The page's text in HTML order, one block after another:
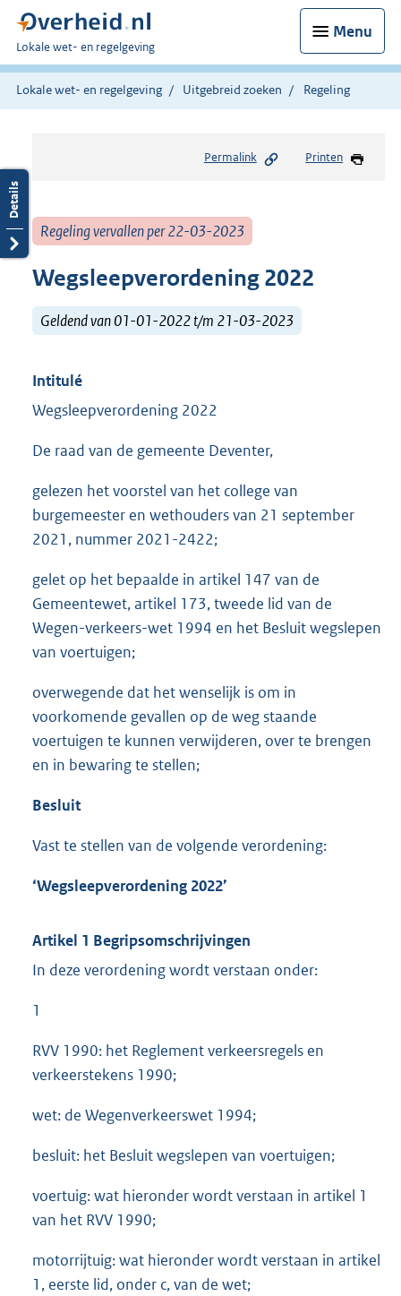
Menu
U
bent
hier:
Lokale wet- en regelgeving
Lokale wet- en regelgeving Uitgebreid zoeken Regeling
Permalink Printen
Regeling vervallen per 22-03-2023
Wegsleepverordening 2022
Geldend van 01-01-2022 t/m 21-03-2023
Intitulé
Wegsleepverordening 2022
De raad van de gemeente Deventer,
gelezen het voorstel van het college van
burgemeester en wethouders van 21 september
2021, nummer 2021-2422;
gelet op het bepaalde in artikel 147 van de
Gemeentewet, artikel 173, tweede lid van de
Wegen-verkeers-wet 1994 en het Besluit wegslepen
van voertuigen;
overwegende dat het wenselijk is om in
voorkomende gevallen op de weg staande
voertuigen te kunnen verwijderen, over te brengen
en in bewaring te stellen;
Besluit
Vast te stellen van de volgende verordening:
‘Wegsleepverordening 2022’
Artikel 1 Begripsomschrijvingen
In deze verordening wordt verstaan onder:
1
RVV 1990: het Reglement verkeersregels en
verkeerstekens 1990;
wet: de Wegenverkeerswet 1994;
besluit: het Besluit wegslepen van voertuigen;
voertuig: wat hieronder wordt verstaan in artikel 1
van het RVV 1990;
motorrijtuig: wat hieronder wordt verstaan in artikel
1, eerste lid, onder c, van de wet;